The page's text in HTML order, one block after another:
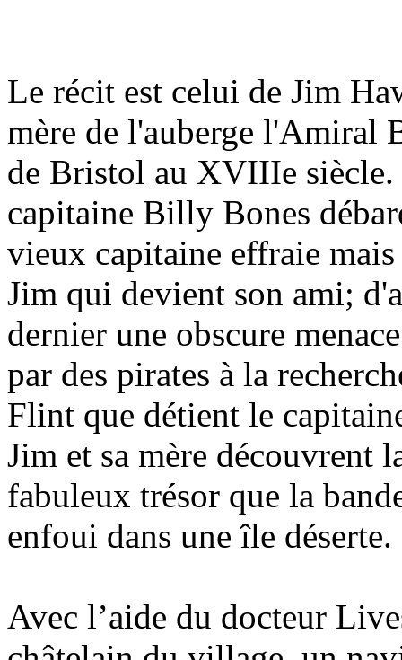
Le récit est celui de Jim
mère de l'auberge l'Amiral
de Bristol au XVIIIe
capitaine Billy Bones
vieux capitaine effraie
Jim qui devient son ami;
dernier une obscure
par des pirates à la
Flint que détient le
Jim et sa mère découvrent
fabuleux trésor que la
enfoui dans une île déserte.
Avec l’aide du docteur